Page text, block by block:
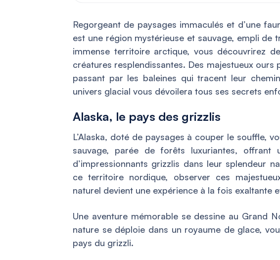
Regorgeant de paysages immaculés et d’une
est une région mystérieuse et sauvage, empli de
immense territoire arctique, vous découvrirez
créatures resplendissantes. Des majestueux ours
passant par les baleines qui tracent leur
univers glacial vous dévoilera tous ses secrets
Alaska, le pays des grizzlis
L’Alaska, doté de paysages à couper le souffle,
sauvage, parée de forêts luxuriantes, offrant
d’impressionnants grizzlis dans leur splendeur
ce territoire nordique, observer ces
naturel devient une expérience à la fois exaltante
Une aventure mémorable se dessine au Grand
nature se déploie dans un royaume de glace,
pays du grizzli.